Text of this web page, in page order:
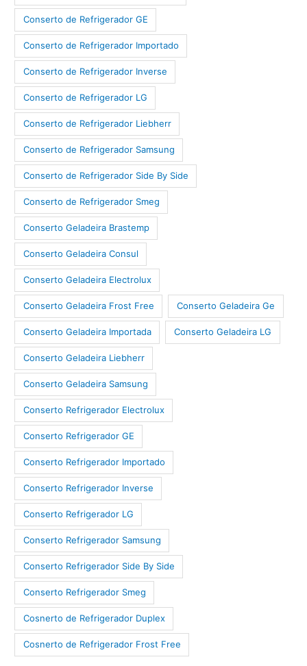
Conserto de Refrigerador GE
Conserto de Refrigerador Importado
Conserto de Refrigerador Inverse
Conserto de Refrigerador LG
Conserto de Refrigerador Liebherr
Conserto de Refrigerador Samsung
Conserto de Refrigerador Side By Side
Conserto de Refrigerador Smeg
Conserto Geladeira Brastemp
Conserto Geladeira Consul
Conserto Geladeira Electrolux
Conserto Geladeira Frost Free Conserto Geladeira Ge
Conserto Geladeira Importada Conserto Geladeira LG
Conserto Geladeira Liebherr
Conserto Geladeira Samsung
Conserto Refrigerador Electrolux
Conserto Refrigerador GE
Conserto Refrigerador Importado
Conserto Refrigerador Inverse
Conserto Refrigerador LG
Conserto Refrigerador Samsung
Conserto Refrigerador Side By Side
Conserto Refrigerador Smeg
Cosnerto de Refrigerador Duplex
Cosnerto de Refrigerador Frost Free